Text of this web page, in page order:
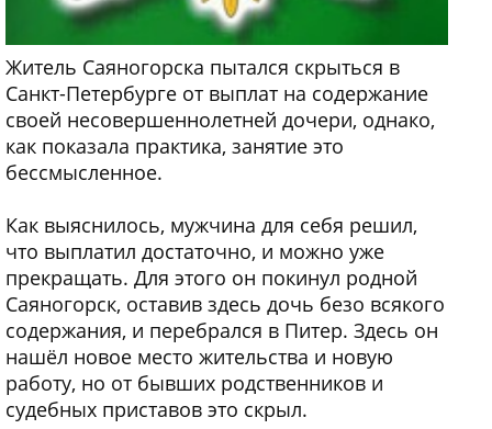
Житель Саяногорска пытался скрыться в
Санкт-Петербурге от выплат на содержание
своей несовершеннолетней дочери, однако,
как показала практика, занятие это
бессмысленное.
Как выяснилось, мужчина для себя решил,
что выплатил достаточно, и можно уже
прекращать. Для этого он покинул родной
Саяногорск, оставив здесь дочь безо всякого
содержания, и перебрался в Питер. Здесь он
нашёл новое место жительства и новую
работу, но от бывших родственников и
судебных приставов это скрыл.